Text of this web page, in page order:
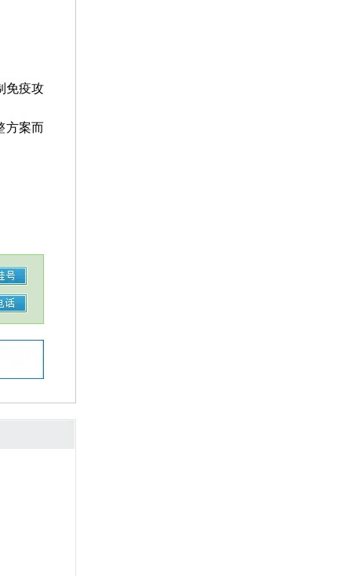
免疫攻
方案而